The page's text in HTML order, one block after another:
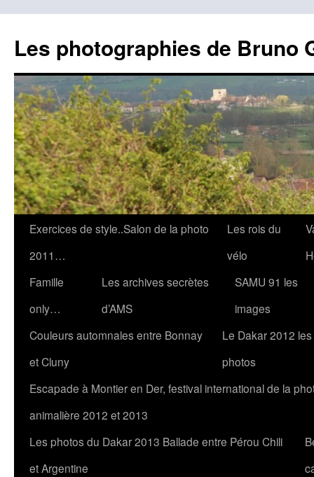
Les photographies de Bruno
Aller
contenu
Exercices de style..Salon de la photo
2011…
Les rois du
vélo
Famille
only…
Les archives secrètes
d’AMS
SAMU 91 les
images
Couleurs automnales entre Bonnay
et Cluny
Le Dakar 2012 les
photos
Escapade à Montier en Der, festival international de la
animalière 2012 et 2013
Les photos du Dakar 2013 Ballade entre Pérou Chili
et Argentine